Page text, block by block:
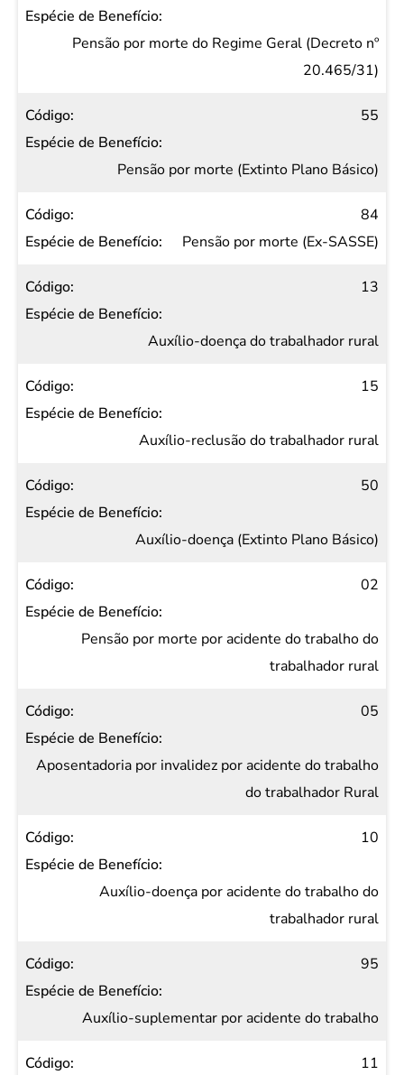
Pensão por morte do Regime Geral (Decreto nº
20.465/31)
55
Pensão por morte (Extinto Plano Básico)
84
Pensão por morte (Ex-SASSE)
13
Auxílio-doença do trabalhador rural
15
Auxílio-reclusão do trabalhador rural
50
Auxílio-doença (Extinto Plano Básico)
02
Pensão por morte por acidente do trabalho do
trabalhador rural
05
Aposentadoria por invalidez por acidente do trabalho
do trabalhador Rural
10
Auxílio-doença por acidente do trabalho do
trabalhador rural
95
Auxílio-suplementar por acidente do trabalho
11